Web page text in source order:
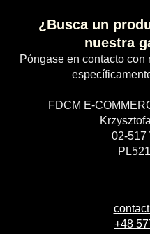
¿Busca un
nuestra
Póngase en contacto
FDCM E-
02-517
+48